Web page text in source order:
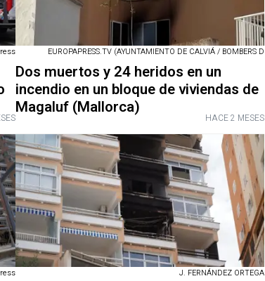
EUROPAPRESS.TV (AYUNTAMIENTO DE CALVIÁ / BOMBERS D
Dos muertos y 24 heridos en un
incendio en un bloque de viviendas de
Magaluf (Mallorca)
HACE 2 MESES
J. FERNÁNDEZ ORTEGA